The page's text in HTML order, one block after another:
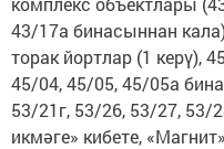
43/17а бинасыннан
торак йортлар (1 керү),
45/04, 45/05, 45/05а
53/21г, 53/26, 53/27, 53/
икмәге» кибете,